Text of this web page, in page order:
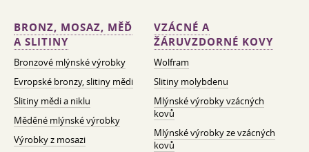
BRONZ, MOSAZ, MĚĎ
A SLITINY
Bronzové mlýnské výrobky
Evropské bronzy, slitiny mědi
Slitiny mědi a niklu
Měděné mlýnské výrobky
Výrobky z mosazi
VZÁCNÉ A
ŽÁRUVZDORNÉ KOVY
Wolfram
Slitiny molybdenu
Mlýnské výrobky vzácných
kovů
Mlýnské výrobky ze vzácných
kovů